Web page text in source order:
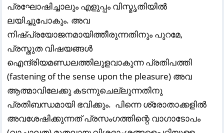
പ്രഘോഷിച്ചാലും എളുപ്പം വിസ്മൃതിയിൽ
ലയിച്ചുപോകും. അവ
നിഷ്പ്രയോജനമായിത്തീരുന്നതിനും പുറമേ,
പ്രസ്തുത വിഷയങ്ങൾ
ഐന്ദ്രിയമണ്ഡലത്തിലുളവാകുന്ന പ്രതിപത്തി
(fastening of the sense upon the pleasure) അവ
ആത്മാവിലേക്കു കടന്നുചെല്ലുന്നതിനു
പ്രതിബന്ധമായി ഭവിക്കും. പിന്നെ ശ്രോതാക്കളിൽ
അവശേഷിക്കുന്നത്‌ പ്രസംഗത്തിന്റെ വാഗാടോപം